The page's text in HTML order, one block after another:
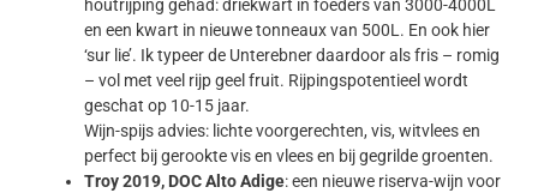
houtrijping gehad: driekwart in foeders van 3000-4000L
en een kwart in nieuwe tonneaux van 500L. En ook hier
‘sur lie’. Ik typeer de Unterebner daardoor als fris – romig
– vol met veel rijp geel fruit. Rijpingspotentieel wordt
geschat op 10-15 jaar.
Wijn-spijs advies: lichte voorgerechten, vis, witvlees en
perfect bij gerookte vis en vlees en bij gegrilde groenten.
Troy 2019, DOC Alto Adige: een nieuwe riserva-wijn voor